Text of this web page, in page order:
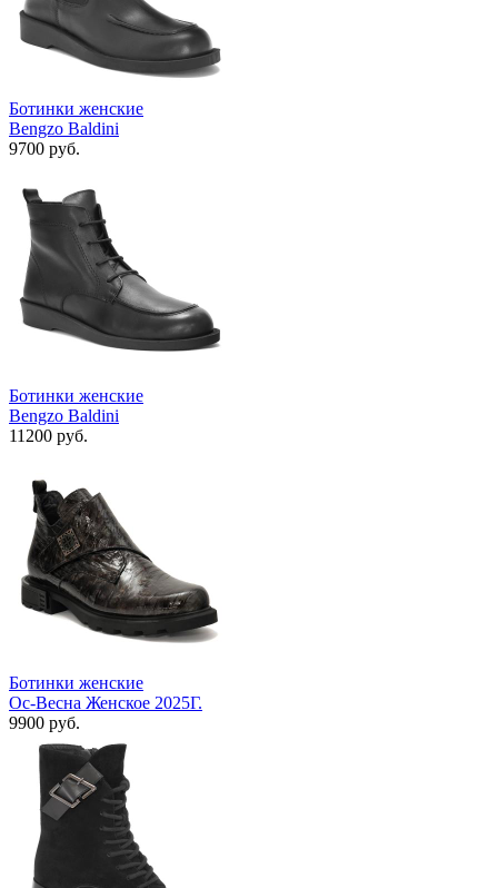
Ботинки женские
Bengzo Baldini
9700 руб.
Ботинки женские
Bengzo Baldini
11200 руб.
Ботинки женские
Ос-Весна Женское 2025Г.
9900 руб.